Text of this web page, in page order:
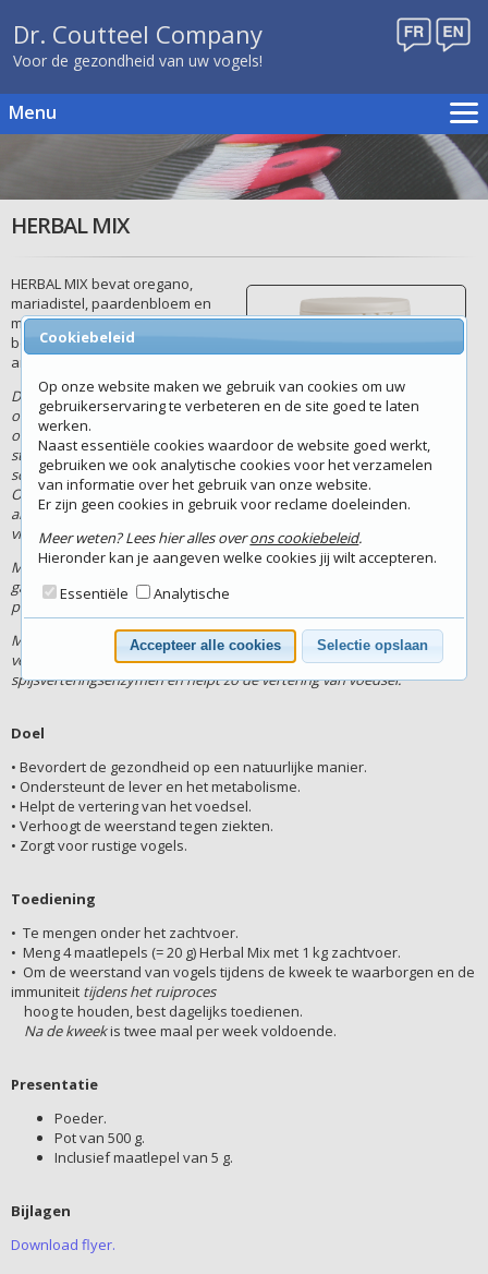
Dr. Coutteel Company
Voor de gezondheid van uw vogels!
Menu
Kweekschema's
Producten
Evenementen
Verdelers
Contact
HERBAL MIX
HERBAL MIX bevat oregano,
mariadistel, paardenbloem en
munt samen met enkele
belangrijke B-vitaminen en
aminozuren.
De geneeskrachtige werking van
oregano ontstaat via de etherische
oliën: carvacrol en thymol zijn
stoffen die werken tegen
schimmels, bacteriën en virussen.
Oregano is ook rijk aan
antioxidanten, waaronder
vitamine C en E.
Mariadistel is bij uitstek een leverkruid. Het beschermt de lever en
galblaas tegen toxines en andere schadelijke invloeden. Ook
paardenbloem wordt gebruikt bij het ontgiften van lever en nieren.
Munt heeft een slijmoplossende werking, houdt de vogels rustig en
vermindert stress. Het bevordert de productie van
spijsverteringsenzymen en helpt zo de vertering van voedsel.
Doel
• Bevordert de gezondheid op een natuurlijke manier.
• Ondersteunt de lever en het metabolisme.
• Helpt de vertering van het voedsel.
• Verhoogt de weerstand tegen ziekten.
• Zorgt voor rustige vogels.
Toediening
• Te mengen onder het zachtvoer.
• Meng 4 maatlepels (= 20 g) Herbal Mix met 1 kg zachtvoer.
• Om de weerstand van vogels tijdens de kweek te waarborgen en de
immuniteit tijdens het ruiproces
hoog te houden, best dagelijks toedienen.
Na de kweekis twee maal per week voldoende.
Presentatie
Poeder.
Pot van 500 g.
Inclusief maatlepel van 5 g.
Bijlagen
Download flyer.
Cookiebeleid
Op onze website maken we gebruik van cookies om uw
gebruikerservaring te verbeteren en de site goed te laten
werken.
Naast essentiële cookies waardoor de website goed werkt,
gebruiken we ook analytische cookies voor het verzamelen
van informatie over het gebruik van onze website.
Er zijn geen cookies in gebruik voor reclame doeleinden.
Meer weten? Lees hier alles overons cookiebeleid.
Hieronder kan je aangeven welke cookies jij wilt accepteren.
Essentiële
Analytische
Accepteer alle cookies Selectie opslaan